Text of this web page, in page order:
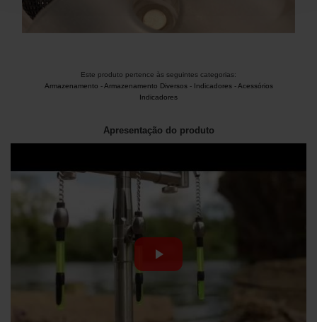
Este produto pertence às seguintes categorias:
Armazenamento -Armazenamento Diversos- Indicadores-Acessórios
Indicadores
Apresentação do produto